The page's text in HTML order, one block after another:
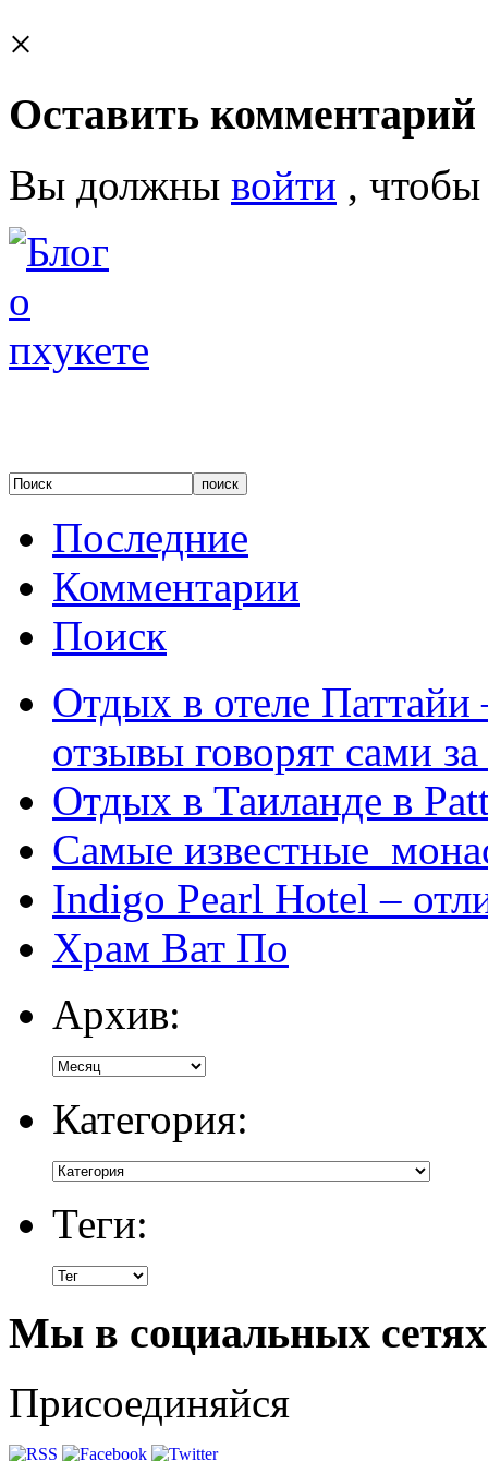
×
Оставить комментарий
Вы должны войти ,
Последние
Комментарии
Поиск
Отдых в отеле
отзывы говорят сами за
Отдых в Таиланде в
Самые известные
Indigo Pearl Hotel –
Храм Ват По
Архив:
Категория:
Теги:
Мы в социальных сетях
Присоединяйся